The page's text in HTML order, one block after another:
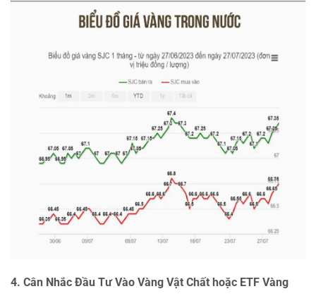
4. Cân Nhắc Đầu Tư Vào Vàng Vật Chất hoặc ETF Vàng